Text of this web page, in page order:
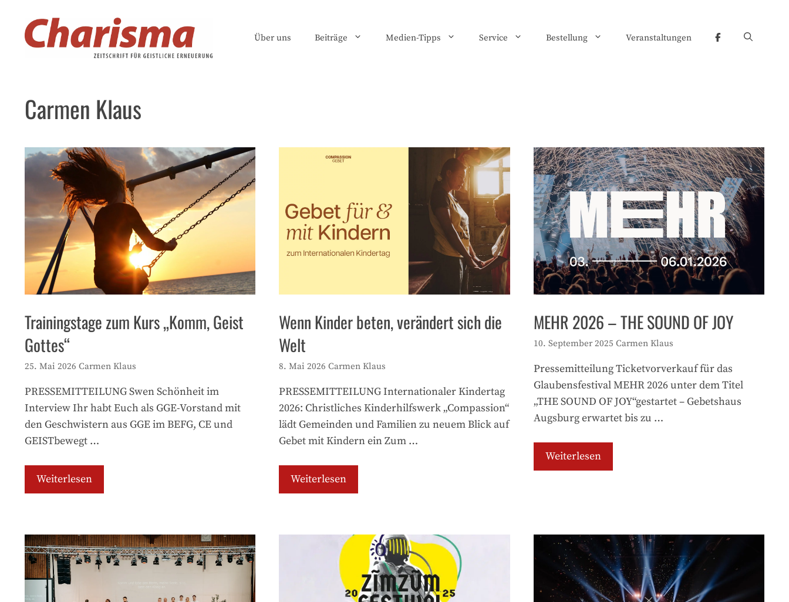
Inhalt
springen
Über uns Beiträge Medien-Tipps Service Bestellung Veranstaltungen
Carmen Klaus
Trainingstage zum Kurs „Komm, Geist
Gottes“
25. Mai 2026 Carmen Klaus
PRESSEMITTEILUNG Swen Schönheit im
Interview Ihr habt Euch als GGE-Vorstand mit
den Geschwistern aus GGE im BEFG, CE und
GEISTbewegt …
Weiterlesen
Wenn Kinder beten, verändert sich die
Welt
8. Mai 2026 Carmen Klaus
PRESSEMITTEILUNG Internationaler Kindertag
2026: Christliches Kinderhilfswerk „Compassion“
lädt Gemeinden und Familien zu neuem Blick auf
Gebet mit Kindern ein Zum …
Weiterlesen
MEHR 2026 – THE SOUND OF JOY
10. September 2025 Carmen Klaus
Pressemitteilung Ticketvorverkauf für das
Glaubensfestival MEHR 2026 unter dem Titel
„THE SOUND OF JOY“gestartet – Gebetshaus
Augsburg erwartet bis zu …
Weiterlesen